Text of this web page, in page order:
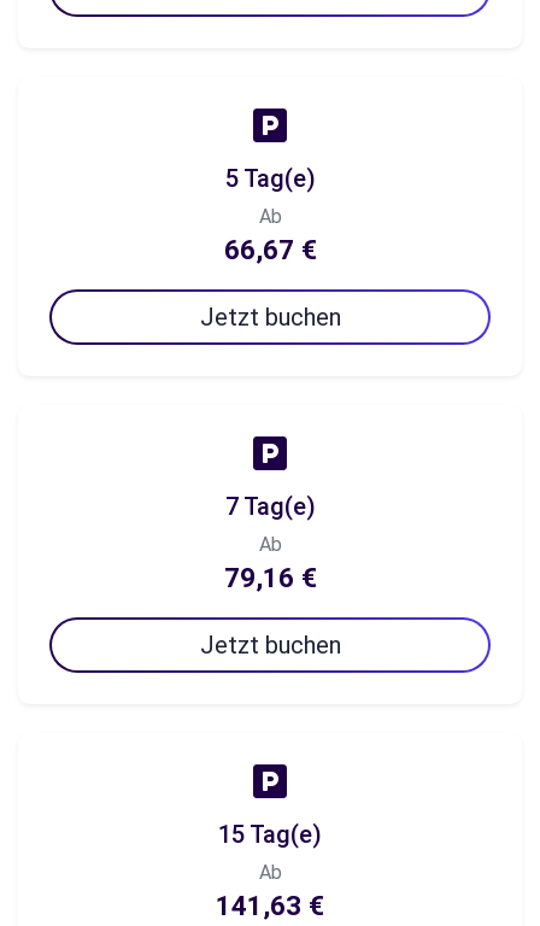
5 Tag(e)
Ab
66,67 €
Jetzt buchen
7 Tag(e)
Ab
79,16 €
Jetzt buchen
15 Tag(e)
Ab
141,63 €